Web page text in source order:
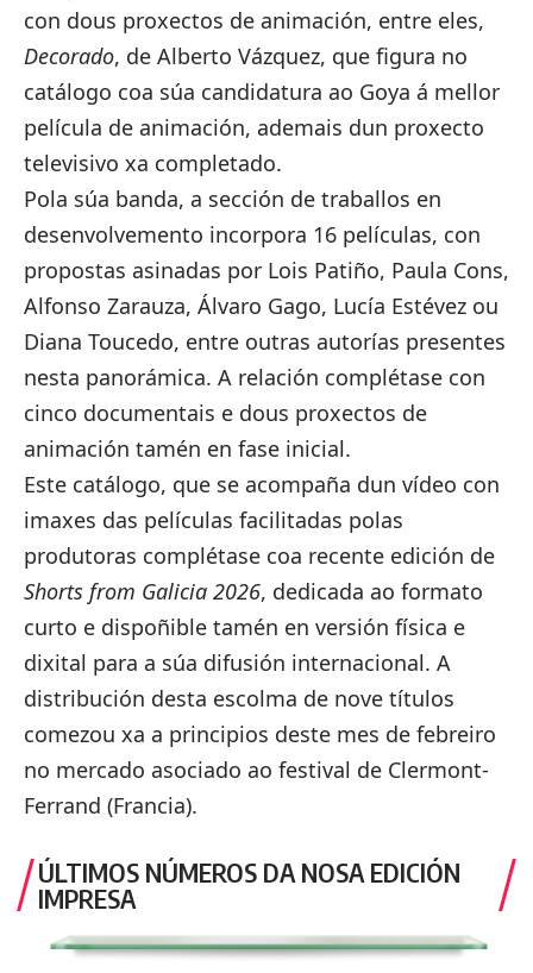
con dous proxectos de animación, entre eles,
Decorado, de Alberto Vázquez, que figura no
catálogo coa súa candidatura ao Goya á mellor
película de animación, ademais dun proxecto
televisivo xa completado.
Pola súa banda, a sección de traballos en
desenvolvemento incorpora 16 películas, con
propostas asinadas por Lois Patiño, Paula Cons,
Alfonso Zarauza, Álvaro Gago, Lucía Estévez ou
Diana Toucedo, entre outras autorías presentes
nesta panorámica. A relación complétase con
cinco documentais e dous proxectos de
animación tamén en fase inicial.
Este catálogo, que se acompaña dun vídeo con
imaxes das películas facilitadas polas
produtoras complétase coa recente edición de
Shorts from Galicia 2026, dedicada ao formato
curto e dispoñible tamén en versión física e
dixital para a súa difusión internacional. A
distribución desta escolma de nove títulos
comezou xa a principios deste mes de febreiro
no mercado asociado ao festival de Clermont-
Ferrand (Francia).
ÚLTIMOS NÚMEROS DA NOSA EDICIÓN
IMPRESA